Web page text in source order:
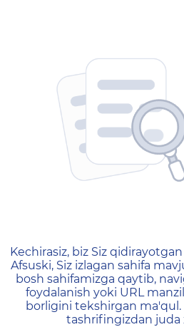
404 —
Kechirasiz, biz Siz
Afsuski, Siz izlagan sahifa
bosh sahifamizga qaytib,
foydalanish yoki URL
borligini tekshirgan
tashrifingizdan juda